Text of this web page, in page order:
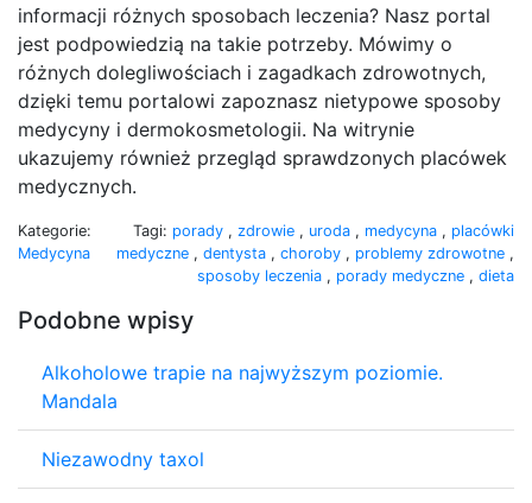
informacji różnych sposobach leczenia? Nasz portal
jest podpowiedzią na takie potrzeby. Mówimy o
różnych dolegliwościach i zagadkach zdrowotnych,
dzięki temu portalowi zapoznasz nietypowe sposoby
medycyny i dermokosmetologii. Na witrynie
ukazujemy również przegląd sprawdzonych placówek
medycznych.
Kategorie:
Medycyna
Tagi: porady , zdrowie , uroda , medycyna , placówki
medyczne , dentysta , choroby , problemy zdrowotne ,
sposoby leczenia , porady medyczne , dieta
Podobne wpisy
Alkoholowe trapie na najwyższym poziomie.
Mandala
Niezawodny taxol